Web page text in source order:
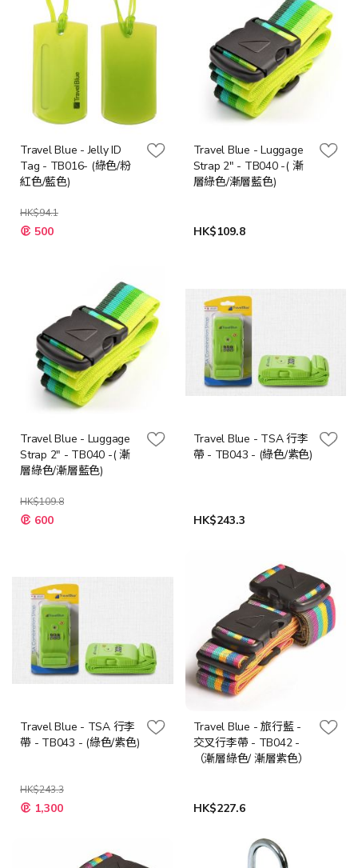
Travel Blue - Jelly ID
Tag - TB016- (綠色/粉
紅色/藍色)
HK$94.1
500
Travel Blue - Luggage
Strap 2" - TB040 -( 漸
層綠色/漸層藍色)
HK$109.8
Travel Blue - Luggage
Strap 2" - TB040 -( 漸
層綠色/漸層藍色)
HK$109.8
600
Travel Blue - TSA 行李
帶 - TB043 - (綠色/紫色)
HK$243.3
Travel Blue - TSA 行李
帶 - TB043 - (綠色/紫色)
HK$243.3
1,300
Travel Blue - 旅行藍 -
交叉行李帶 - TB042 -
（漸層綠色/ 漸層紫色）
HK$227.6